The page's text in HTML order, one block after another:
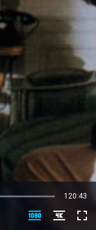
120:43